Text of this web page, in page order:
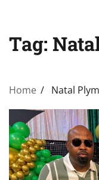
Tag:
Home Natal